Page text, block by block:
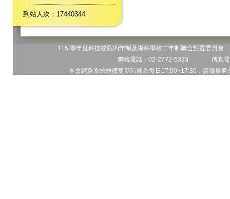
到站人次：17440344
115 學年度科技校院四年制及專科學校二年制聯合甄選委員
聯絡電話：02-2772-5333 傳真
本會網路系統維護更新時間為每日17:00~17:30，請儘量